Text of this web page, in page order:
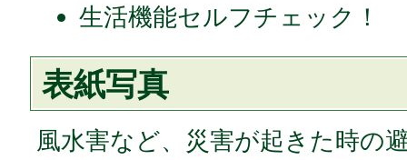
生活機能セルフチェック！
表紙写真
風水害など、災害が起きた時の